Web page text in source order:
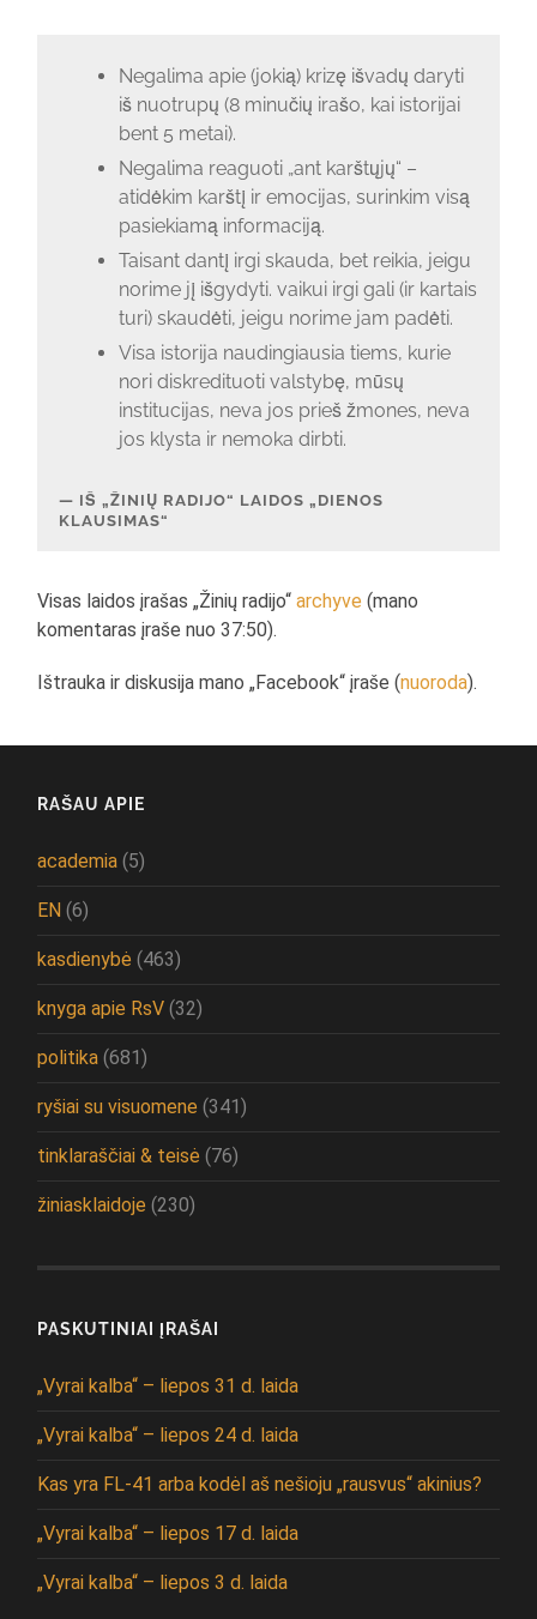
Negalima apie (jokią) krizę išvadų daryti
iš nuotrupų (8 minučių irašo, kai istorijai
bent 5 metai).
Negalima reaguoti „ant karštųjų“ –
atidėkim karštį ir emocijas, surinkim visą
pasiekiamą informaciją.
Taisant dantį irgi skauda, bet reikia, jeigu
norime jį išgydyti. vaikui irgi gali (ir kartais
turi) skaudėti, jeigu norime jam padėti.
Visa istorija naudingiausia tiems, kurie
nori diskredituoti valstybę, mūsų
institucijas, neva jos prieš žmones, neva
jos klysta ir nemoka dirbti.
IŠ „ŽINIŲ RADIJO“ LAIDOS „DIENOS
KLAUSIMAS“
Visas laidos įrašas „Žinių radijo“archyve (mano
komentaras įraše nuo 37:50).
Ištrauka ir diskusija mano „Facebook“ įraše (nuoroda).
RAŠAU APIE
academia (5)
EN (6)
kasdienybė (463)
knyga apie RsV (32)
politika (681)
ryšiai su visuomene (341)
tinklaraščiai & teisė (76)
žiniasklaidoje (230)
PASKUTINIAI ĮRAŠAI
„Vyrai kalba“ – liepos 31 d. laida
„Vyrai kalba“ – liepos 24 d. laida
Kas yra FL-41 arba kodėl aš nešioju „rausvus“ akinius?
„Vyrai kalba“ – liepos 17 d. laida
„Vyrai kalba“ – liepos 3 d. laida